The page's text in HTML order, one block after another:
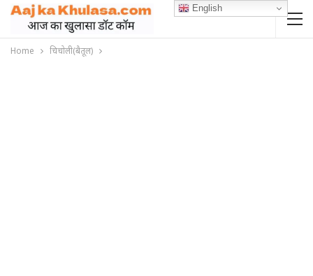
Home चिचोली(बैतूल)
English